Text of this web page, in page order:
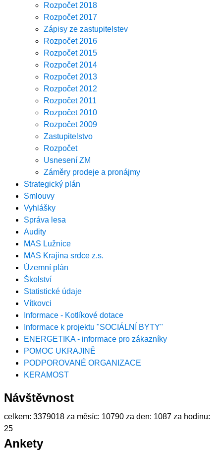
Rozpočet 2018
Rozpočet 2017
Zápisy ze zastupitelstev
Rozpočet 2016
Rozpočet 2015
Rozpočet 2014
Rozpočet 2013
Rozpočet 2012
Rozpočet 2011
Rozpočet 2010
Rozpočet 2009
Zastupitelstvo
Rozpočet
Usnesení ZM
Záměry prodeje a pronájmy
Strategický plán
Smlouvy
Vyhlášky
Správa lesa
Audity
MAS Lužnice
MAS Krajina srdce z.s.
Územní plán
Školství
Statistické údaje
Vítkovci
Informace - Kotlíkové dotace
Informace k projektu "SOCIÁLNÍ BYTY"
ENERGETIKA - informace pro zákazníky
POMOC UKRAJINĚ
PODPOROVANÉ ORGANIZACE
KERAMOST
Návštěvnost
celkem: 3379018 za měsíc: 10790 za den: 1087 za hodinu:
25
Ankety